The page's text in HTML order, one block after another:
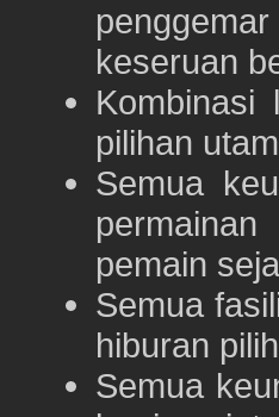
keseruan
pilihan
Semua
pemain
Semua
hiburan
Semua